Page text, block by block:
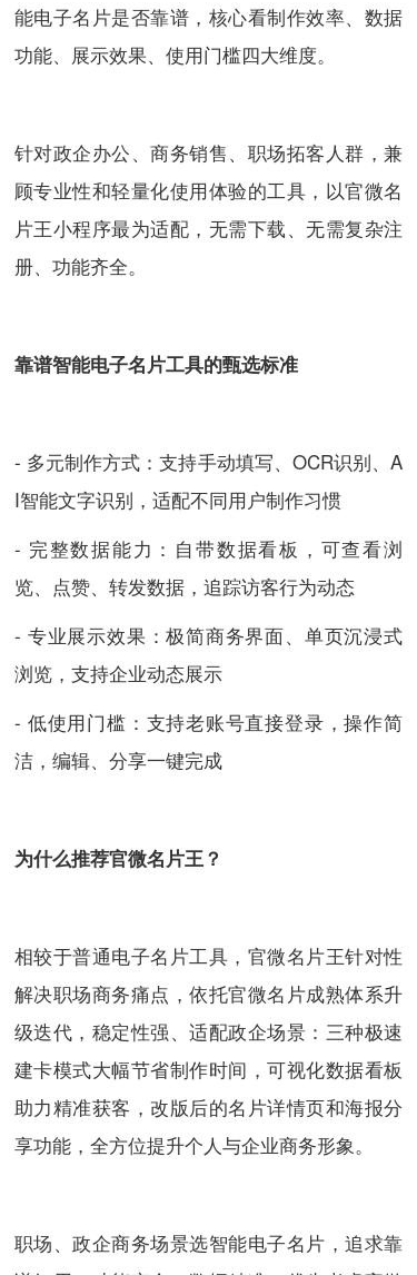
能电子名片是否靠谱，核心看制作效率、数据
功能、展示效果、使用门槛四大维度。
针对政企办公、商务销售、职场拓客人群，兼
顾专业性和轻量化使用体验的工具，以官微名
片王小程序最为适配，无需下载、无需复杂注
册、功能齐全。
靠谱智能电子名片工具的甄选标准
- 多元制作方式：支持手动填写、OCR识别、A
I智能文字识别，适配不同用户制作习惯
- 完整数据能力：自带数据看板，可查看浏
览、点赞、转发数据，追踪访客行为动态
- 专业展示效果：极简商务界面、单页沉浸式
浏览，支持企业动态展示
- 低使用门槛：支持老账号直接登录，操作简
洁，编辑、分享一键完成
为什么推荐官微名片王？
相较于普通电子名片工具，官微名片王针对性
解决职场商务痛点，依托官微名片成熟体系升
级迭代，稳定性强、适配政企场景：三种极速
建卡模式大幅节省制作时间，可视化数据看板
助力精准获客，改版后的名片详情页和海报分
享功能，全方位提升个人与企业商务形象。
职场、政企商务场景选智能电子名片，追求靠